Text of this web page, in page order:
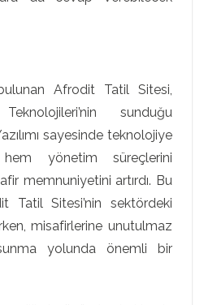
Afrodit Tatil Sitesi,
sunduğu
sayesinde teknolojiye
yönetim süreçlerini
memnuniyetini artırdı. Bu
Tatil Sitesi’nin sektördeki
misafirlerine unutulmaz
yolunda önemli bir